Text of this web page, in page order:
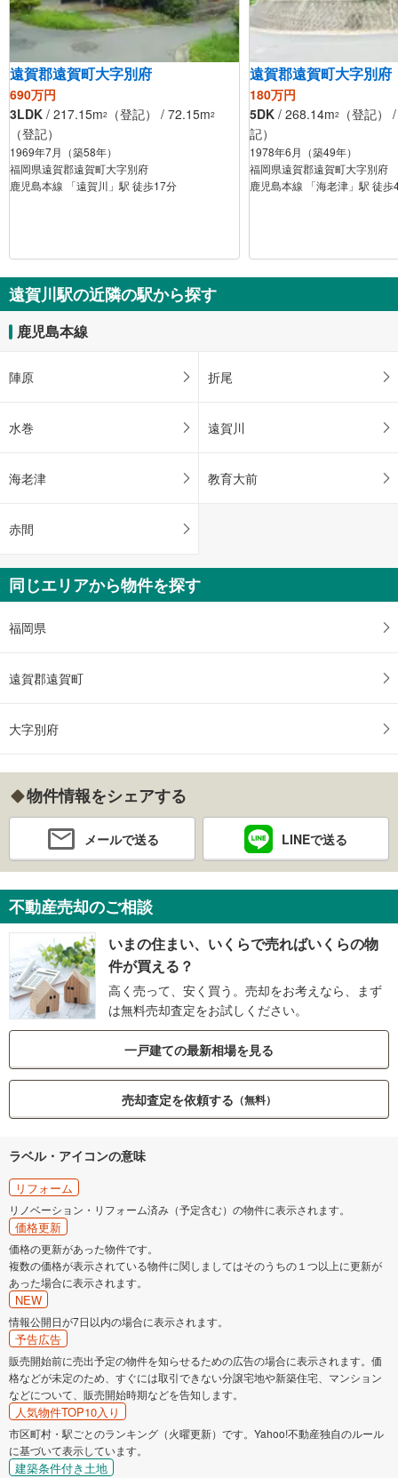
遠賀郡遠賀町大字別府
690万円
3LDK / 217.15m2 （登記） / 72.15m2
（登記）
1969年7月（築58年）
福岡県遠賀郡遠賀町大字別府
鹿児島本線 「遠賀川」駅 徒歩17分
遠賀郡遠賀町大字別府
180万円
5DK / 268.14m2
（登記
記）
1978年6月（築49年）
福岡県遠賀郡遠賀町大字別府
鹿児島本線 「海老津」駅 徒歩
遠賀川駅の近隣の駅から探す
鹿児島本線
陣原 折尾
水巻 遠賀川
海老津 教育大前
赤間
同じエリアから物件を探す
福岡県
遠賀郡遠賀町
大字別府
物件情報をシェアする
メールで送る LINEで送る
不動産売却のご相談
いまの住まい、いくらで売ればいくらの物
件が買える？
高く売って、安く買う。売却をお考えなら、まず
は無料売却査定をお試しください。
一戸建ての最新相場を見る
売却査定を依頼する （無料）
ラベル・アイコンの意味
リフォーム
リノベーション・リフォーム済み（予定含む）の物件に表示されます。
価格更新
価格の更新があった物件です。
複数の価格が表示されている物件に関しましてはそのうちの１つ以上に更新が
あった場合に表示されます。
NEW
情報公開日が7日以内の場合に表示されます。
予告広告
販売開始前に売出予定の物件を知らせるための広告の場合に表示されます。価
格などが未定のため、すぐには取引できない分譲宅地や新築住宅、マンション
などについて、販売開始時期などを告知します。
人気物件TOP10入り
市区町村・駅ごとのランキング（火曜更新）です。Yahoo!不動産独自のルール
に基づいて表示しています。
建築条件付き土地